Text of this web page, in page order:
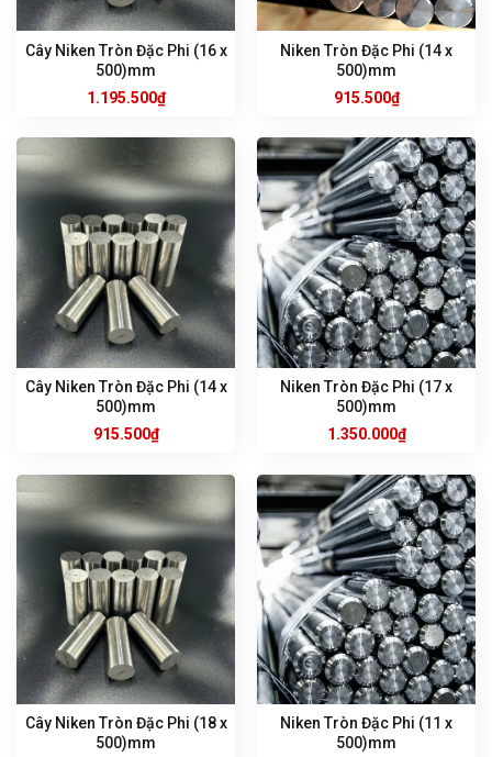
Cây Niken Tròn Đặc Phi (16 x
500)mm
1.195.500₫
Niken Tròn Đặc Phi (14 x
500)mm
915.500₫
Cây Niken Tròn Đặc Phi (14 x
500)mm
915.500₫
Niken Tròn Đặc Phi (17 x
500)mm
1.350.000₫
Cây Niken Tròn Đặc Phi (18 x
500)mm
Niken Tròn Đặc Phi (11 x
500)mm